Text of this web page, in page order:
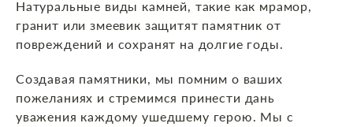
Натуральные виды камней, такие как мрамор,
гранит или змеевик защитят памятник от
повреждений и сохранят на долгие годы.
Создавая памятники, мы помним о ваших
пожеланиях и стремимся принести дань
уважения каждому ушедшему герою. Мы с